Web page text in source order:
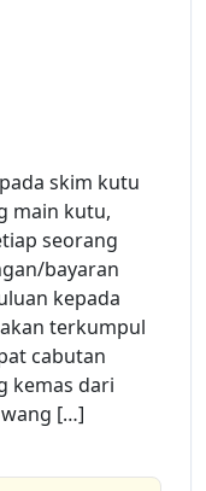
skim kutu
main kutu,
seorang
bayaran
kepada
terkumpul
cabutan
kemas dari
[…]